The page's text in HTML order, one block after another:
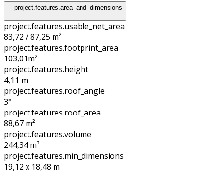
project.features.area_and_dimensions
project.features.usable_net_area
83,72 / 87,25 m²
project.features.footprint_area
103,01m²
project.features.height
4,11 m
project.features.roof_angle
3°
project.features.roof_area
88,67 m²
project.features.volume
244,34m³
project.features.min_dimensions
19,12 x 18,48 m